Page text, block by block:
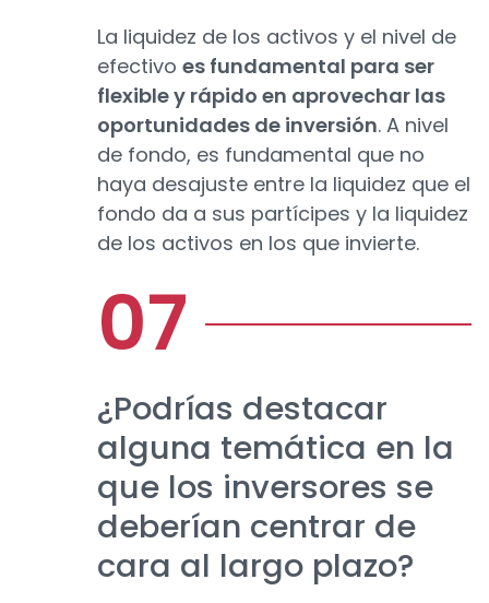
La liquidez de los activos y el nivel de
efectivo es fundamental para ser
flexible y rápido en aprovechar las
oportunidades de inversión. A nivel
de fondo, es fundamental que no
haya desajuste entre la liquidez que el
fondo da a sus partícipes y la liquidez
de los activos en los que invierte.
¿Podrías destacar
alguna temática en la
que los inversores se
deberían centrar de
cara al largo plazo?